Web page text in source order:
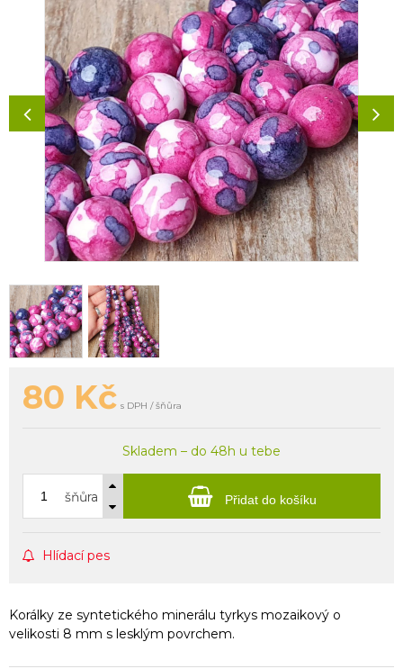
80 Kč s DPH / šňůra
Skladem – do 48h u tebe
šňůra Přidat do košíku
Hlídací pes
Korálky ze syntetického minerálu tyrkys mozaikový o
velikosti 8 mm s lesklým povrchem.